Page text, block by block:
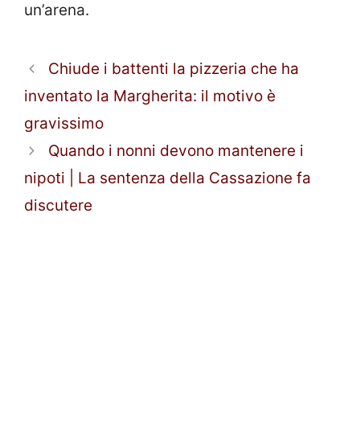
un’arena.
Chiude i battenti la pizzeria che ha
inventato la Margherita: il motivo è
gravissimo
Quando i nonni devono mantenere i
nipoti | La sentenza della Cassazione fa
discutere